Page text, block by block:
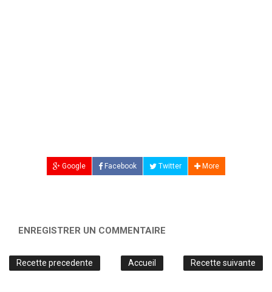
Google Facebook Twitter More
ENREGISTRER UN COMMENTAIRE
Recette precedente Recette suivante
Accueil